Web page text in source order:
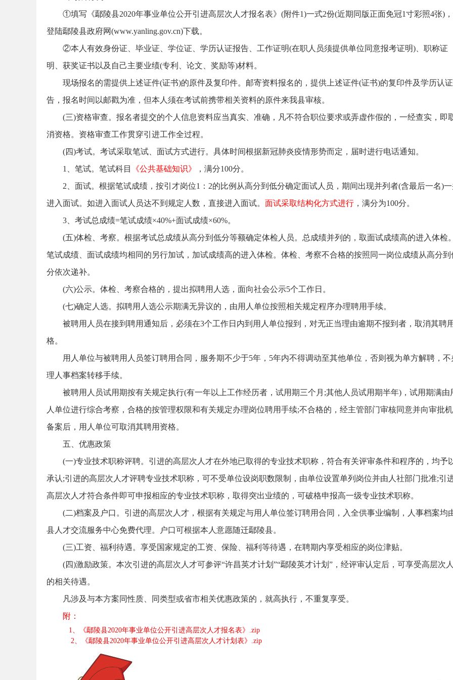
①填写《鄢陵县2020年事业单位公开引进高层次人才报名表》(附件1)一式2份(近期同版正面免冠1寸彩照4张)
登陆鄢陵县政府网(www.yanling.gov.cn)下载。
②本人有效身份证、毕业证、学位证、学历认证报告、工作证明(在职人员须提供单位同意报考证明)、职称证
明、获奖证书以及自己主要业绩(专利、论文、奖励等)材料。
现场报名的需提供上述证件(证书)的原件及复印件。邮寄资料报名的，提供上述证件(证书)的复印件及学历认
告，报名时间以邮戳为准，但本人须在考试前携带相关资料的原件来我县审核。
(三)资格审查。报名者提交的个人信息资料应当真实、准确，凡不符合职位要求或弄虚作假的，一经查实，即
消资格。资格审查工作贯穿引进工作全过程。
(四)考试。考试采取笔试、面试方式进行。具体时间根据新冠肺炎疫情形势而定，届时进行电话通知。
1、笔试。笔试科目
《公共基础知识》
，满分100分。
2、面试。根据笔试成绩，按引才岗位1：2的比例从高分到低分确定面试人员，期间出现并列者(含最后一名)
进入面试。如进入面试人员达不到规定人数，直接进入面试。 面试采取结构化方式进行 ，满分为100分。
3、考试总成绩=笔试成绩×40%+面试成绩×60%。
(五)体检、考察。根据考试总成绩从高分到低分等额确定体检人员。总成绩并列的，取面试成绩高的进入体检。
笔试成绩、面试成绩均相同的另行加试，加试成绩高的进入体检。体检、考察不合格的按照同一岗位成绩从高分到
分依次递补。
(六)公示。体检、考察合格的，提出拟聘用人选，面向社会公示5个工作日。
(七)确定人选。拟聘用人选公示期满无异议的，由用人单位按照相关规定程序办理聘用手续。
被聘用人员在接到聘用通知后，必须在3个工作日内到用人单位报到，对无正当理由逾期不报到者，取消其聘
格。
用人单位与被聘用人员签订聘用合同，服务期不少于5年，5年内不得调动至其他单位，否则视为单方解聘，不
理人事档案转移手续。
被聘用人员试用期按有关规定执行(有一年以上工作经历者，试用期三个月;其他人员试用期半年)，试用期满由
人单位进行综合考察，合格的按管理权限和有关规定办理岗位聘用手续;不合格的，经主管部门审核同意并向审批
备案后，用人单位可取消其聘用资格。
五、优惠政策
(一)专业技术职称评聘。引进的高层次人才在外地已取得的专业技术职称，符合有关评审条件和程序的，均予
承认;引进的高层次人才评聘专业技术职称，可不受单位设岗职数限制，由单位设置单列岗位并由人社部门批准;引
高层次人才符合条件即可申报相应的专业技术职称，取得突出业绩的，可破格申报高一级专业技术职称。
(二)档案及户口。引进的高层次人才，根据有关规定与用人单位签订聘用合同，入全供事业编制，人事档案均
县人才交流服务中心免费代理。户口可根据本人意愿随迁鄢陵县。
(三)工资、福利待遇。享受国家规定的工资、保险、福利等待遇，在聘期内享受相应的岗位津贴。
(四)激励政策。本次引进的高层次人才可参评“许昌英才计划”“鄢陵英才计划”，经评审认定后，可享受高层次
的相关待遇。
凡涉及与本方案同性质、同类型或省市相关优惠政策的，就高执行，不重复享受。
附：
1、《鄢陵县2020年事业单位公开引进高层次人才报名表》.zip
2、《鄢陵县2020年事业单位公开引进高层次人才计划表》.zip